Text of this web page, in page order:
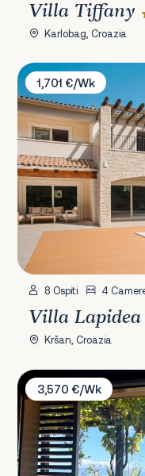
Villa Tiffany
Karlobag, Croazia
Villa Lapidea Istria
1,701 €/Wk
8 Ospiti 4
Villa
Kršan, Croazia
Villa Mirvami
3,570 €/Wk